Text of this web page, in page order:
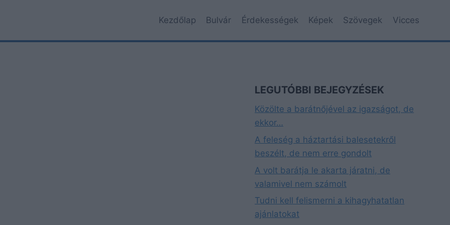
Kezdőlap Bulvár Érdekességek Képek Szövegek Vicces
LEGUTÓBBI BEJEGYZÉSEK
Közölte a barátnőjével az igazságot, de
ekkor…
A feleség a háztartási balesetekről
beszélt, de nem erre gondolt
A volt barátja le akarta járatni, de
valamivel nem számolt
Tudni kell felismerni a kihagyhatatlan
ajánlatokat